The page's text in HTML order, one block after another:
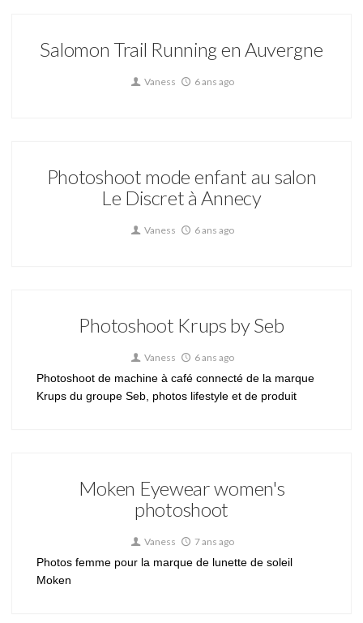
Salomon Trail Running en Auvergne
Vaness 6 ans ago
Photoshoot mode enfant au salon
Le Discret à Annecy
Vaness 6 ans ago
Photoshoot Krups by Seb
Vaness 6 ans ago
Photoshoot de machine à café connecté de la marque
Krups du groupe Seb, photos lifestyle et de produit
Moken Eyewear women's
photoshoot
Vaness 7 ans ago
Photos femme pour la marque de lunette de soleil
Moken